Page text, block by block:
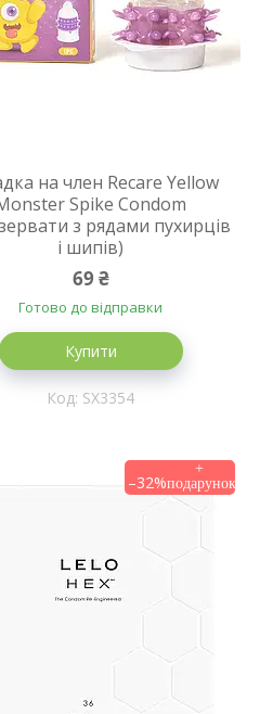
на член Recare Yellow
Spike Condom
з рядами пухирців
і шипів)
69 ₴
Готово до відправки
Купити
SX3354
–32%